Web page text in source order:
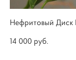
Нефритовый Диск
14 000 pуб.